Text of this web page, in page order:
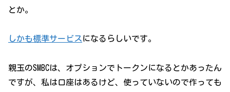
とか。
しかも標準サービスになるらしいです。
親玉のSMBCは、オプションでトークンになるとかあったん
ですが、私は口座はあるけど、使っていないので作っても